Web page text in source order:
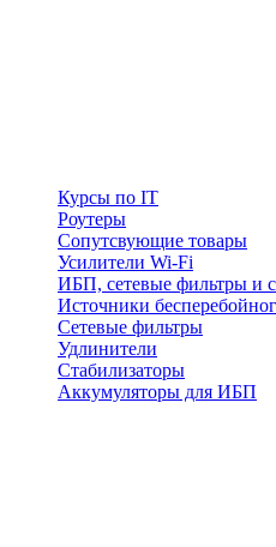
Курсы по IT
Роутеры
Сопутсвующие товары
Усилители Wi-Fi
ИБП, сетевые фильтры и
Источники
Сетевые фильтры
Удлинители
Стабилизаторы
Аккумуляторы для ИБП